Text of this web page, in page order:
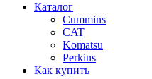
Каталог
Cummins
CAT
Komatsu
Perkins
Как купить